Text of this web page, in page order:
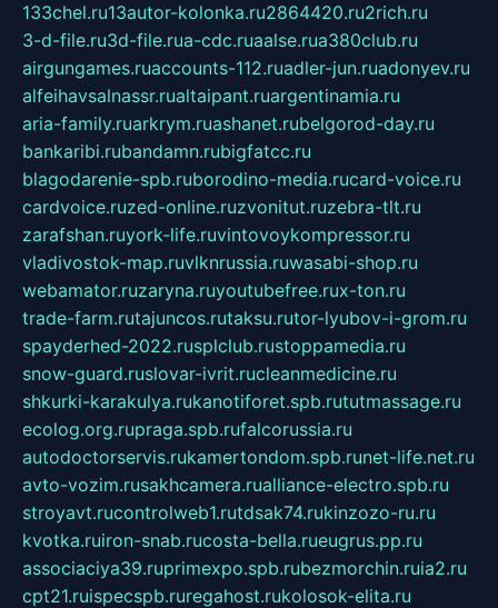
133chel.ru13autor-kolonka.ru2864420.ru2rich.ru
3-d-file.ru3d-file.rua-cdc.ruaalse.rua380club.ru
airgungames.ruaccounts-112.ruadler-jun.ruadonyev.ru
alfeihavsalnassr.rualtaipant.ruargentinamia.ru
aria-family.ruarkrym.ruashanet.rubelgorod-day.ru
bankaribi.rubandamn.rubigfatcc.ru
blagodarenie-spb.ruborodino-media.rucard-voice.ru
cardvoice.ruzed-online.ruzvonitut.ruzebra-tlt.ru
zarafshan.ruyork-life.ruvintovoykompressor.ru
vladivostok-map.ruvlknrussia.ruwasabi-shop.ru
webamator.ruzaryna.ruyoutubefree.rux-ton.ru
trade-farm.rutajuncos.rutaksu.rutor-lyubov-i-grom.ru
spayderhed-2022.rusplclub.rustoppamedia.ru
snow-guard.ruslovar-ivrit.rucleanmedicine.ru
shkurki-karakulya.rukanotiforet.spb.rututmassage.ru
ecolog.org.rupraga.spb.rufalcorussia.ru
autodoctorservis.rukamertondom.spb.runet-life.net.ru
avto-vozim.rusakhcamera.rualliance-electro.spb.ru
stroyavt.rucontrolweb1.rutdsak74.rukinzozo-ru.ru
kvotka.ruiron-snab.rucosta-bella.rueugrus.pp.ru
associaciya39.ruprimexpo.spb.rubezmorchin.ruia2.ru
cpt21.ruispecspb.ruregahost.rukolosok-elita.ru